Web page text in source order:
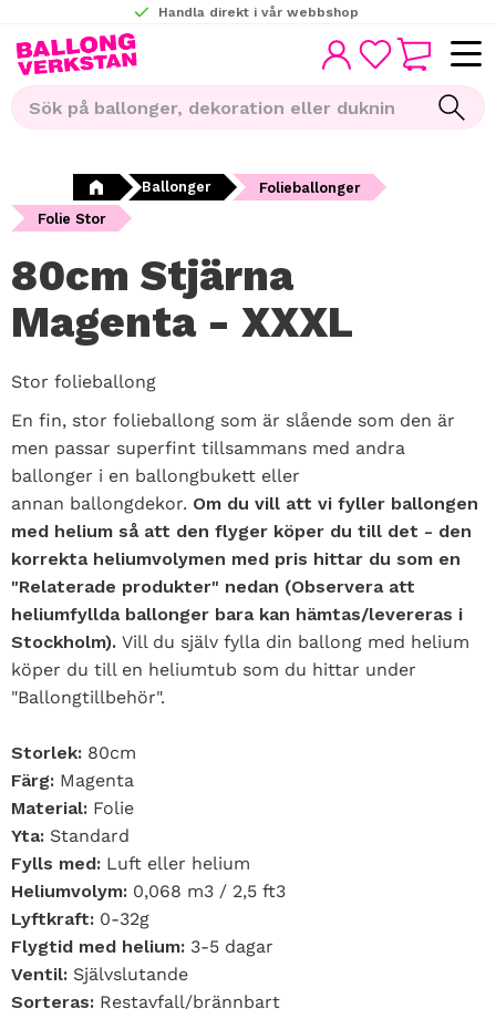
Meny
Handla direkt i vår webbshop
FAVORITER
KUNDVAGN
Ballonger
Folieballonger
Folie Stor
80cm Stjärna
Magenta - XXXL
Stor folieballong
En fin, stor folieballong som är slående som den är
men passar superfint tillsammans med andra
ballonger i en ballongbukett eller
annan ballongdekor. Om du vill att vi fyller ballongen
med helium så att den flyger köper du till det - den
korrekta heliumvolymen med pris hittar du som en
"Relaterade produkter" nedan (Observera att
heliumfyllda ballonger bara kan hämtas/levereras i
Stockholm). Vill du själv fylla din ballong med helium
köper du till en heliumtub som du hittar under
"Ballongtillbehör".
Storlek: 80cm
Färg: Magenta
Material: Folie
Yta: Standard
Fylls med: Luft eller helium
Heliumvolym: 0,068 m3 / 2,5 ft3
Lyftkraft: 0-32g
Flygtid med helium: 3-5 dagar
Ventil: Självslutande
Sorteras: Restavfall/brännbart